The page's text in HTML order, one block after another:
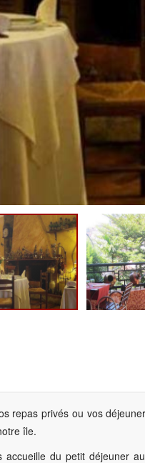
repas privés ou vos
île.
accueille du petit déjeuner